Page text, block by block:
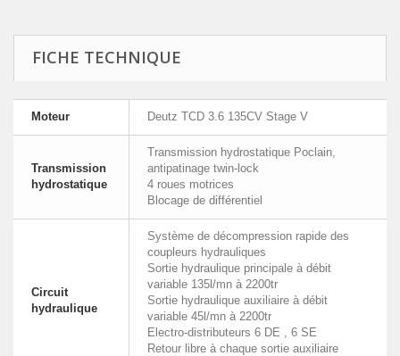
FICHE TECHNIQUE
Moteur Deutz TCD 3.6 135CV Stage V
Transmission
hydrostatique
Transmission hydrostatique Poclain,
antipatinage twin-lock
4 roues motrices
Blocage de différentiel
Circuit
hydraulique
Système de décompression rapide des
coupleurs hydrauliques
Sortie hydraulique principale à débit
variable 135l/mn à 2200tr
Sortie hydraulique auxiliaire à débit
variable 45l/mn à 2200tr
Electro-distributeurs 6 DE , 6 SE
Retour libre à chaque sortie auxiliaire